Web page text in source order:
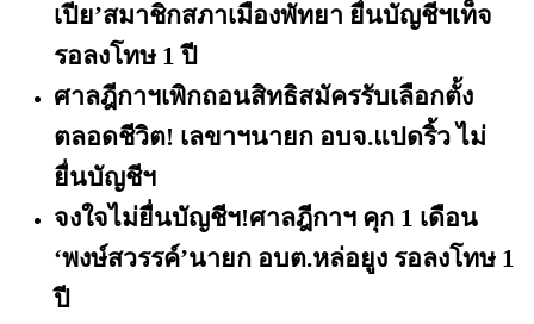
เปีย’สมาชิกสภาเมืองพัทยา ยื่นบัญชีฯเท็จ
รอลงโทษ 1 ปี
ศาลฎีกาฯเพิกถอนสิทธิสมัครรับเลือกตั้ง
ตลอดชีวิต! เลขาฯนายก อบจ.แปดริ้ว ไม่
ยื่นบัญชีฯ
จงใจไม่ยื่นบัญชีฯ!ศาลฎีกาฯ คุก 1 เดือน
‘พงษ์สวรรค์’นายก อบต.หล่อยูง รอลงโทษ 1
ปี